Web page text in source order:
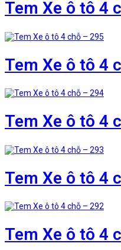
Tem Xe ô tô 4
Tem Xe ô tô 4
Tem Xe ô tô 4
Tem Xe ô tô 4
Tem Xe ô tô 4